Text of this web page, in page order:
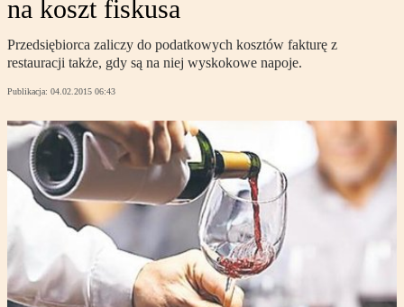
na koszt fiskusa
Przedsiębiorca zaliczy do podatkowych kosztów fakturę z
restauracji także, gdy są na niej wyskokowe napoje.
Publikacja: 04.02.2015 06:43